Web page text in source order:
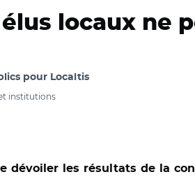
locaux ne
pour Localtis
institutions
dévoiler les résultats de la